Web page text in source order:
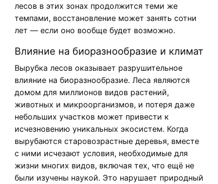
лесов в этих зонах продолжится теми же
темпами, восстановление может занять сотни
лет — если оно вообще будет возможно.
Влияние на биоразнообразие и климат
Вырубка лесов оказывает разрушительное
влияние на биоразнообразие. Леса являются
домом для миллионов видов растений,
животных и микроорганизмов, и потеря даже
небольших участков может привести к
исчезновению уникальных экосистем. Когда
вырубаются старовозрастные деревья, вместе
с ними исчезают условия, необходимые для
жизни многих видов, включая тех, что ещё не
были изучены наукой. Это нарушает природный